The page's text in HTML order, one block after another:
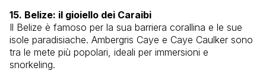
15. Belize: il gioiello dei Caraibi
Il Belize è famoso per la sua barriera corallina e le sue
isole paradisiache. Ambergris Caye e Caye Caulker sono
tra le mete più popolari, ideali per immersioni e
snorkeling.